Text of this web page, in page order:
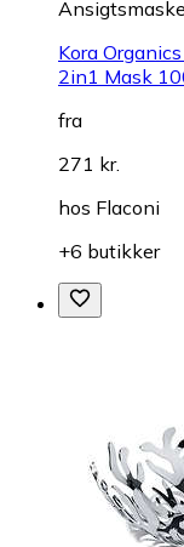
Kora
2in1 Mask
fra
271 kr.
hos Flaconi
+6 butikker